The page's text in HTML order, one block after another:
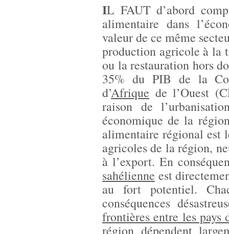
IL FAUT d’abord
alimentaire dans
valeur de ce même
production agricole à la
ou la restauration hors
35% du PIB de la
d’Afrique de l’Ouest
raison de
économique de la
alimentaire régional est
agricoles de la région,
à l’export. En
sahélienne est
au fort potentiel.
conséquences
frontières entre les pays
région dépendent